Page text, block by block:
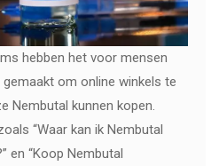
hebben het voor mensen
gemaakt om online winkels te
Nembutal kunnen kopen.
“Waar kan ik Nembutal
en “Koop Nembutal